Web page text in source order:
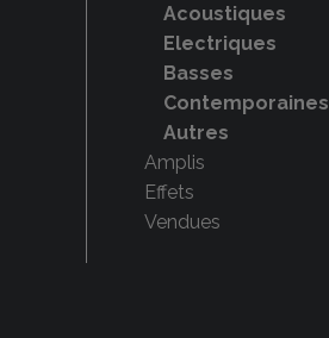
Acoustiques
Electriques
Basses
Contemporaines
Autres
Amplis
Effets
Vendues